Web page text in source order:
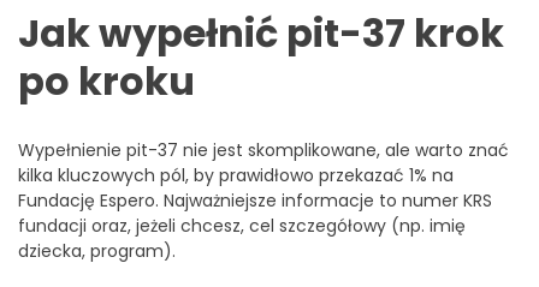
Jak wypełnić pit-37 krok
po kroku
Wypełnienie pit-37 nie jest skomplikowane, ale warto znać
kilka kluczowych pól, by prawidłowo przekazać 1% na
Fundację Espero. Najważniejsze informacje to numer KRS
fundacji oraz, jeżeli chcesz, cel szczegółowy (np. imię
dziecka, program).